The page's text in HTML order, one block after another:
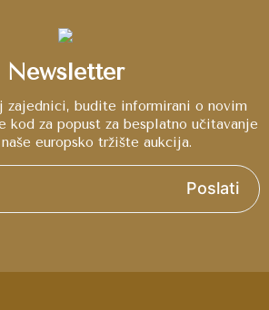
Newsletter
zajednici, budite informirani o novim
kod za popust za besplatno učitavanje
europsko tržište aukcija.
Poslati